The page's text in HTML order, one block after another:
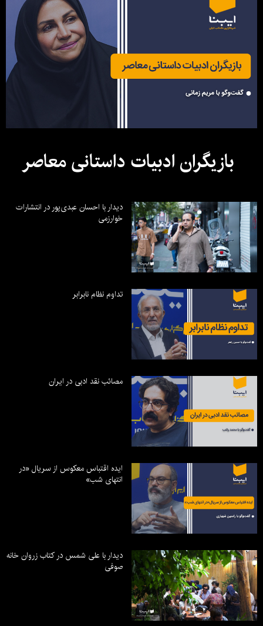
بازیگران ادبیات داستانی معاصر
دیدار با احسان عبدی‌پور در انتشارات
خوارزمی
تداوم نظام نابرابر
مصائب نقد ادبی در ایران
ایده اقتباس معکوس از سریال «در
انتهای شب»
دیدار با علی شمس در کتاب زروان خانه
صوفی